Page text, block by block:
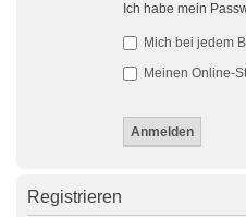
Ich habe mein
Mich bei jedem
Meinen Online-
Registrieren